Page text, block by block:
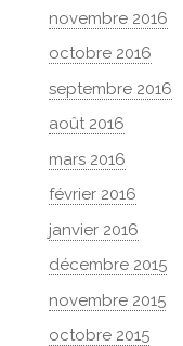
novembre 2016
octobre 2016
septembre 2016
août 2016
mars 2016
février 2016
janvier 2016
décembre 2015
novembre 2015
octobre 2015